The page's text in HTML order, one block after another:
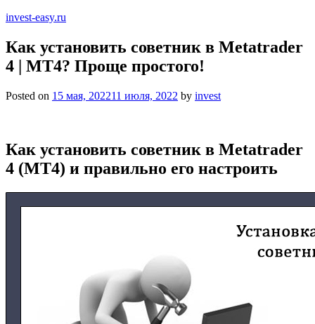
invest-easy.ru
Как установить советник в Metatrader
4 | MT4? Проще простого!
Posted on 15 мая, 202211 июля, 2022 by invest
Как установить советник в Metatrader
4 (MT4) и правильно его настроить